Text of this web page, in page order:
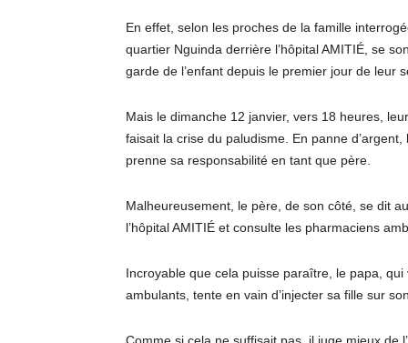
En effet, selon les proches de la famille
quartier Nguinda derrière l’hôpital AMITIÉ, se
garde de l’enfant depuis le premier jour de leur
Mais le dimanche 12 janvier, vers 18 heures,
faisait la crise du paludisme. En panne
prenne sa responsabilité en tant que père.
Malheureusement, le père, de son côté, se dit
l’hôpital AMITIÉ et consulte les pharmaciens
Incroyable que cela puisse paraître, le papa,
ambulants, tente en vain d’injecter sa fille sur